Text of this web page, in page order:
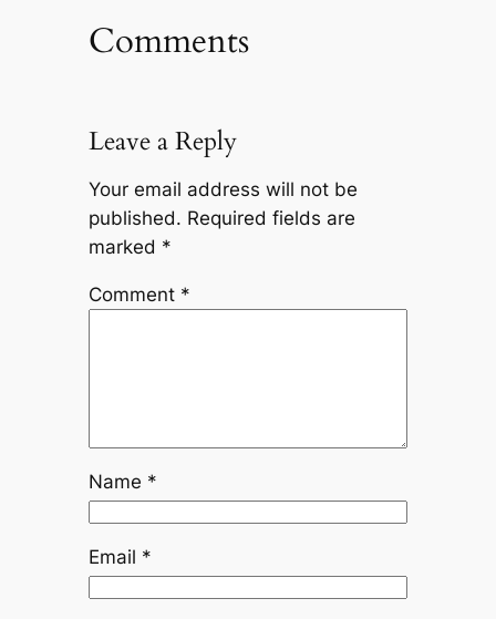
Comments
Leave a Reply
Your email address will not be
published. Required fields are
marked *
Comment *
Name *
Email *